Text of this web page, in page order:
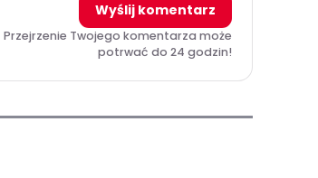
Wyślij komentarz
Przejrzenie Twojego komentarza może
potrwać do 24 godzin!